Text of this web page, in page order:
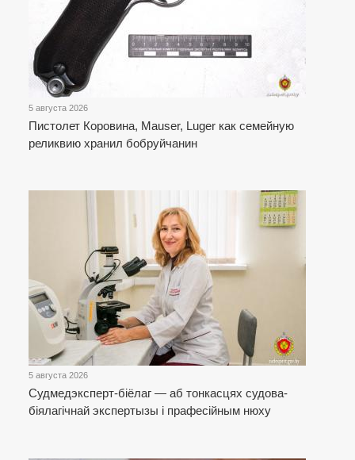
5 августа 2026
Пистолет Коровина, Mauser, Luger как семейную
реликвию хранил бобруйчанин
5 августа 2026
Cудмедэксперт-біёлаг — аб тонкасцях судова-
біялагічнай экспертызы і прафесійным нюху